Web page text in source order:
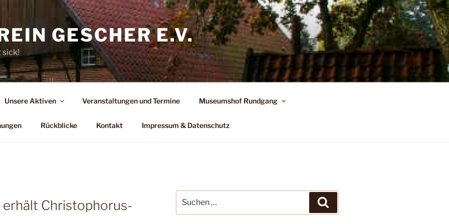
GESCHER E.V.
sick!
Unsere Aktiven Veranstaltungen und Termine Museumshof Rundgang
Rückblicke Kontakt Impressum & Datenschutz
erhält Christophorus-
nach: